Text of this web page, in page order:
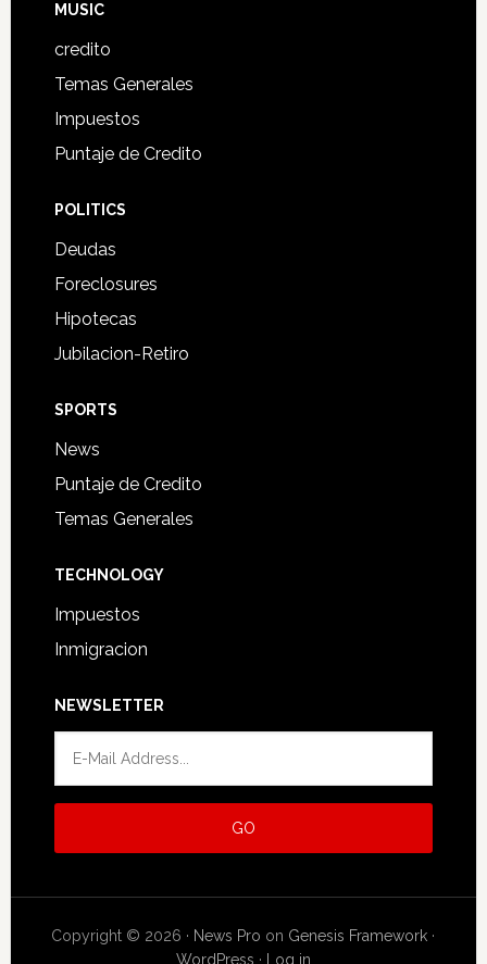
MUSIC
credito
Temas Generales
Impuestos
Puntaje de Credito
POLITICS
Deudas
Foreclosures
Hipotecas
Jubilacion-Retiro
SPORTS
News
Puntaje de Credito
Temas Generales
TECHNOLOGY
Impuestos
Inmigracion
NEWSLETTER
Copyright © 2026 · News Pro on Genesis Framework ·
WordPress · Log in